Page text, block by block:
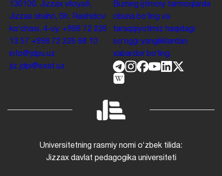
130100. Jizzax viloyati,
Jizzax shahri, Sh. Rashidov
koʻchasi, 4-uy. +998 72 226
13 57 +998 72 226 68 10
info@jdpu.uz
jiz.jdpi@exat.uz
Bizning ijtimoiy tarmoqlarda
obuna boʻling va
taraqqiyotimiz haqidagi
soʻnggi yangiliklardan
xabardor boʻling.
Universitetning rasmiy nomi oʻzbek tilida:
Jizzax davlat pedagogika universiteti